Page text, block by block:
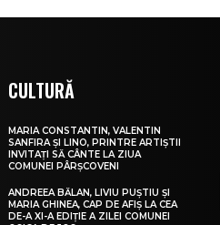
CULTURĂ
MARIA CONSTANTIN, VALENTIN
SANFIRA ȘI LINO, PRINTRE ARTIȘTII
INVITAȚI SĂ CÂNTE LA ZIUA
COMUNEI PÂRȘCOVENI
ANDREEA BĂLAN, LIVIU PUȘTIU ȘI
MARIA GHINEA, CAP DE AFIȘ LA CEA
DE-A XI-A EDIȚIE A ZILEI COMUNEI